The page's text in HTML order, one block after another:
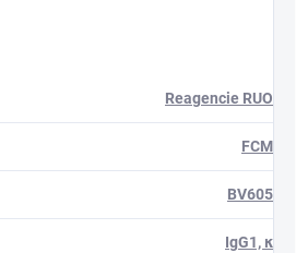
Reagencie RUO
FCM
BV605
IgG1, κ